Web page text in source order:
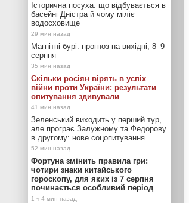
Історична посуха: що відбувається в
басейні Дністра й чому міліє
водосховище
Магнітні бурі: прогноз на вихідні, 8–9
серпня
Скільки росіян вірять в успіх
війни проти України: результати
опитування здивували
Зеленський виходить у перший тур,
але програє Залужному та Федорову
в другому: нове соцопитування
Фортуна змінить правила гри:
чотири знаки китайського
гороскопу, для яких із 7 серпня
починається особливий період